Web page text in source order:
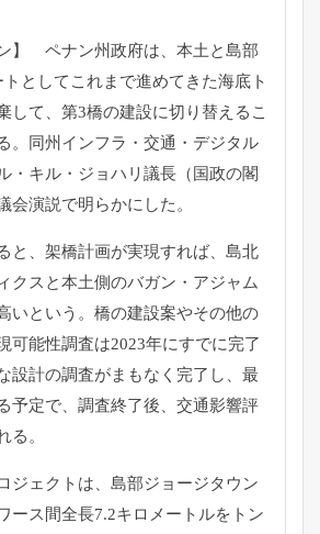
】 ペナン州政府は、 本土と島部
としてこれまで進めてきた海底ト
して、 第3橋の建設に切り替えるこ
。同州インフラ・ 交通・デジタル
・キル・ジョハリ議長（ 国政の閣
会演説で明らかにした。
と、架橋計画が実現すれば、島北
クスと本土側のバガン・アジャム
いという。 橋の建設案やその他の
可能性調査は2023年にすでに完了
設計の調査がまもなく完了し、 最
予定で、調査終了後、 交通影響評
る。
ジェクトは、島部ジョージタウン
ース間全長7.2キロメートルをトン